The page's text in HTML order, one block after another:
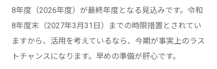
8年度（2026年度）が最終年度となる見込みです。令和
8年度末（2027年3月31日）までの時限措置とされてい
ますから、活用を考えているなら、今期が事実上のラス
トチャンスになります。早めの準備が肝心です。